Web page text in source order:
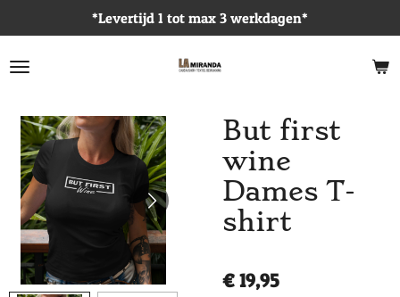
direct
naar
*Levertijd 1 tot max 3 werkdagen*
But first
wine
Dames T-
shirt
€ 19,95